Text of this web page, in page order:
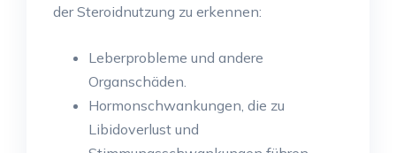
der Steroidnutzung zu erkennen:
Leberprobleme und andere
Organschäden.
Hormonschwankungen, die zu
Libidoverlust und